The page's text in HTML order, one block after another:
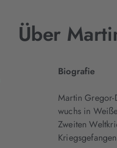
Über
Biografie
Martin
wuchs in
Zweiten